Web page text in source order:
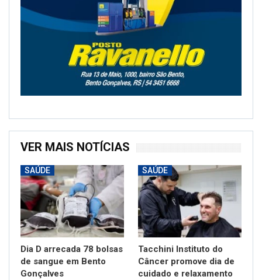
VER MAIS NOTÍCIAS
SAÚDE
Dia D arrecada 78 bolsas
de sangue em Bento
Gonçalves
SAÚDE
Tacchini Instituto do
Câncer promove dia de
cuidado e relaxamento